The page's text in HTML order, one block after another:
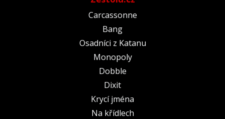
Carcassonne
Bang
Osadníci z Katanu
Monopoly
Dobble
Dixit
Krycí jména
Na křídlech